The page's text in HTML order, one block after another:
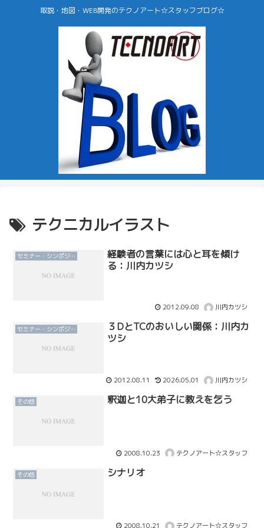
取説・地図・WEB開発のテクノアート☆スタッフブログ☆
テクニカルイラスト
セミナー・シンポジウム
経験者の言葉には心と耳を傾け
る：川内カツシ
2012.09.08 川内カツシ
セミナー・シンポジウム
３DとTCのおいしい関係：川内カ
ツシ
2012.08.11 2026.05.01 川内カツシ
その他 釈迦と10大弟子に教えを乞う
2008.10.23 テクノアート☆スタッフ
その他 シナリオ
2008.10.21 テクノアート☆スタッフ